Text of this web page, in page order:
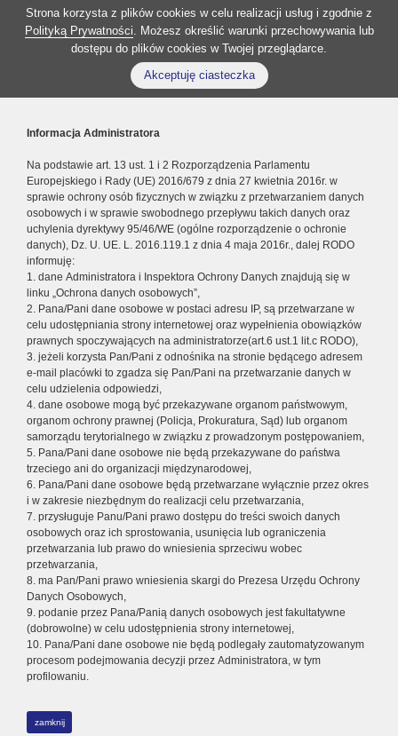
Strona korzysta z plików cookies w celu realizacji usług i zgodnie z
Polityką Prywatności. Możesz określić warunki przechowywania lub
dostępu do plików cookies w Twojej przeglądarce.
Akceptuję ciasteczka
Informacja Administratora
Na podstawie art. 13 ust. 1 i 2 Rozporządzenia Parlamentu
Europejskiego i Rady (UE) 2016/679 z dnia 27 kwietnia 2016r. w
sprawie ochrony osób fizycznych w związku z przetwarzaniem danych
osobowych i w sprawie swobodnego przepływu takich danych oraz
uchylenia dyrektywy 95/46/WE (ogólne rozporządzenie o ochronie
danych), Dz. U. UE. L. 2016.119.1 z dnia 4 maja 2016r., dalej RODO
informuję:
1. dane Administratora i Inspektora Ochrony Danych znajdują się w
linku „Ochrona danych osobowych”,
2. Pana/Pani dane osobowe w postaci adresu IP, są przetwarzane w
celu udostępniania strony internetowej oraz wypełnienia obowiązków
prawnych spoczywających na administratorze(art.6 ust.1 lit.c RODO),
3. jeżeli korzysta Pan/Pani z odnośnika na stronie będącego adresem
e-mail placówki to zgadza się Pan/Pani na przetwarzanie danych w
celu udzielenia odpowiedzi,
4. dane osobowe mogą być przekazywane organom państwowym,
organom ochrony prawnej (Policja, Prokuratura, Sąd) lub organom
samorządu terytorialnego w związku z prowadzonym postępowaniem,
5. Pana/Pani dane osobowe nie będą przekazywane do państwa
trzeciego ani do organizacji międzynarodowej,
6. Pana/Pani dane osobowe będą przetwarzane wyłącznie przez okres
i w zakresie niezbędnym do realizacji celu przetwarzania,
7. przysługuje Panu/Pani prawo dostępu do treści swoich danych
osobowych oraz ich sprostowania, usunięcia lub ograniczenia
przetwarzania lub prawo do wniesienia sprzeciwu wobec
przetwarzania,
8. ma Pan/Pani prawo wniesienia skargi do Prezesa Urzędu Ochrony
Danych Osobowych,
9. podanie przez Pana/Panią danych osobowych jest fakultatywne
(dobrowolne) w celu udostępnienia strony internetowej,
10. Pana/Pani dane osobowe nie będą podlegały zautomatyzowanym
procesom podejmowania decyzji przez Administratora, w tym
profilowaniu.
zamknij